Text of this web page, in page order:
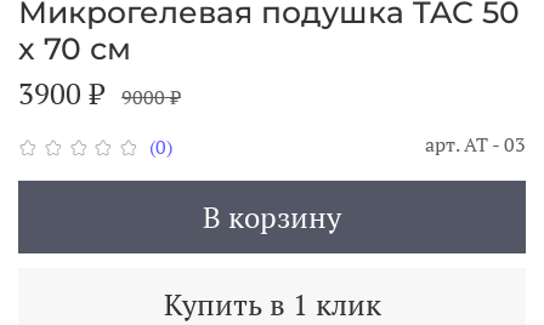
(0) арт.АТ - 03
Микрогелевая подушка TAC 50
х 70 см
3900 ₽ 9000 ₽
В корзину
Купить в 1 клик